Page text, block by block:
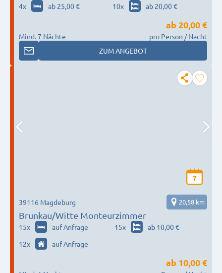
4x ab 25,00 € 10x ab 20,00 €
Mind. 7 Nächte
ab 20,00 €
pro Person / Nacht
ZUM ANGEBOT
7
Brunkau/Witte Monteurzimmer
39116 Magdeburg 20,58 km
15x auf Anfrage 15x
ab 10,00 €
12x auf Anfrage
ab 10,00 €